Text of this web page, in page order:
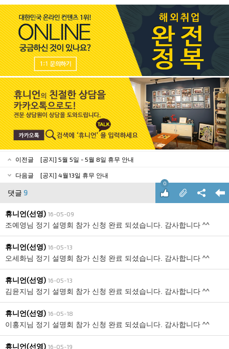
이전글 [공지] 5월 5일 - 5월 8일 휴무 안내
다음글 [공지] 4월13일 휴무 안내
댓글 9
0
휴니언(선영) 16-05-09
조예영님 정기 설명회 참가 신청 완료 되셨습니다. 감사합니다 ^^
휴니언(선영) 16-05-13
오세화님 정기 설명회 참가 신청 완료 되셨습니다. 감사합니다 ^^
휴니언(선영) 16-05-13
김윤지님 정기 설명회 참가 신청 완료 되셨습니다. 감사합니다 ^^
휴니언(선영) 16-05-18
이홍지님 정기 설명회 참가 신청 완료 되셨습니다. 감사합니다 ^^
휴니언(선영) 16-05-19